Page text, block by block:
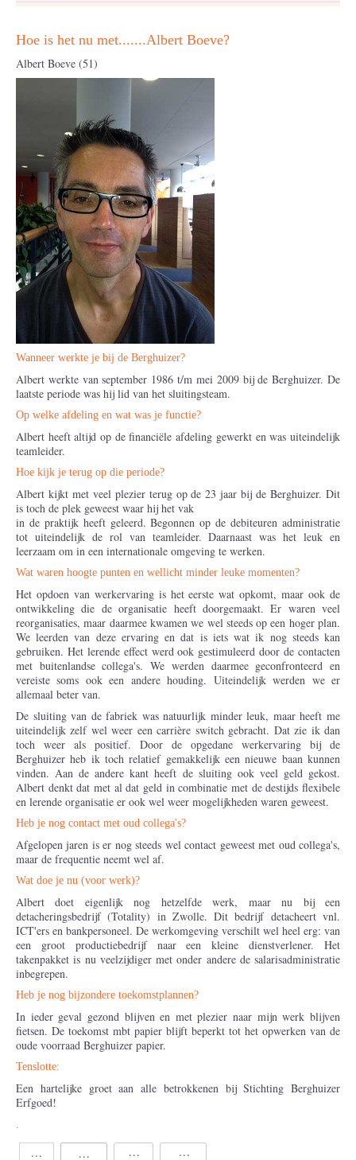
Hoe is het nu met.......Albert Boeve?
Albert Boeve (51)
Wanneer werkte je bij de Berghuizer?
Albert werkte van september 1986 t/m mei 2009 bij de Berghuizer. De
laatste periode was hij lid van het sluitingsteam.
Op welke afdeling en wat was je functie?
Albert heeft altijd op de financiële afdeling gewerkt en was uiteindelijk
teamleider.
Hoe kijk je terug op die periode?
Albert kijkt met veel plezier terug op de 23 jaar bij de Berghuizer. Dit
is toch de plek geweest waar hij het vak
in de praktijk heeft geleerd. Begonnen op de debiteuren administratie
tot uiteindelijk de rol van teamleider. Daarnaast was het leuk en
leerzaam om in een internationale omgeving te werken.
Wat waren hoogte punten en wellicht minder leuke momenten?
Het opdoen van werkervaring is het eerste wat opkomt, maar ook de
ontwikkeling die de organisatie heeft doorgemaakt. Er waren veel
reorganisaties, maar daarmee kwamen we wel steeds op een hoger plan.
We leerden van deze ervaring en dat is iets wat ik nog steeds kan
gebruiken. Het lerende effect werd ook gestimuleerd door de contacten
met buitenlandse collega's. We werden daarmee geconfronteerd en
vereiste soms ook een andere houding. Uiteindelijk werden we er
allemaal beter van.
De sluiting van de fabriek was natuurlijk minder leuk, maar heeft me
uiteindelijk zelf wel weer een carrière switch gebracht. Dat zie ik dan
toch weer als positief. Door de opgedane werkervaring bij de
Berghuizer heb ik toch relatief gemakkelijk een nieuwe baan kunnen
vinden. Aan de andere kant heeft de sluiting ook veel geld gekost.
Albert denkt dat met al dat geld in combinatie met de destijds flexibele
en lerende organisatie er ook wel weer mogelijkheden waren geweest.
Heb je nog contact met oud collega's?
Afgelopen jaren is er nog steeds wel contact geweest met oud collega's,
maar de frequentie neemt wel af.
Wat doe je nu (voor werk)?
Albert doet eigenlijk nog hetzelfde werk, maar nu bij een
detacheringsbedrijf (Totality) in Zwolle. Dit bedrijf detacheert vnl.
ICT'ers en bankpersoneel. De werkomgeving verschilt wel heel erg: van
een groot productiebedrijf naar een kleine dienstverlener. Het
takenpakket is nu veelzijdiger met onder andere de salarisadministratie
inbegrepen.
Heb je nog bijzondere toekomstplannen?
In ieder geval gezond blijven en met plezier naar mijn werk blijven
fietsen. De toekomst mbt papier blijft beperkt tot het opwerken van de
oude voorraad Berghuizer papier.
Tenslotte:
Een hartelijke groet aan alle betrokkenen bij Stichting Berghuizer
Erfgoed!
.
Share
Share
Share
Share